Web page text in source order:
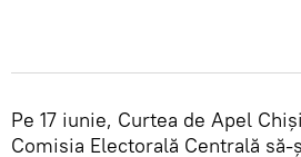
Pe 17 iunie, Curtea de Apel
Comisia Electorală Centrală